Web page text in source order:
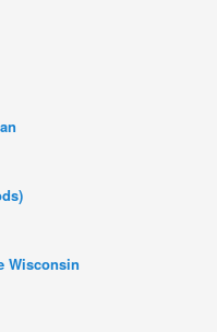
Wisconsin